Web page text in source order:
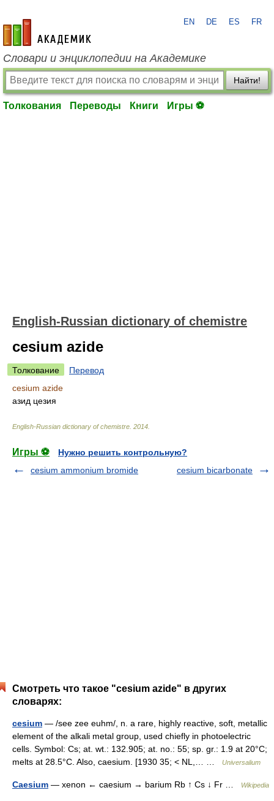
academic.ru
EN DE ES FR
Словари и энциклопедии на Академике
Найти!
Толкования Переводы Книги Игры ⚽
English-Russian dictionary of chemistre
cesium azide
Толкование
Перевод
cesium azide
азид цезия
English-Russian dictionary of chemistre 2014
Игры ⚽
Нужно решить контрольную?
cesium ammonium bromide
cesium bicarbonate
Смотреть что такое "cesium azide" в других
словарях:
cesium — /see zee euhm/, n. a rare, highly reactive, soft, metallic
element of the alkali metal group, used chiefly in photoelectric
cells. Symbol: Cs; at. wt.: 132.905; at. no.: 55; sp. gr.: 1.9 at 20°C;
melts at 28.5°C. Also, caesium. [1930 35; < NL,… …
Universalium
Caesium — xenon ← caesium → barium Rb ↑ Cs ↓ Fr … Wikipedia